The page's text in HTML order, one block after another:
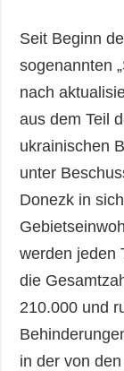
Seit Beginn
sogenannten
nach
aus dem Teil
ukrainischen
unter
Donezk in
werden jeden
die
210.000 und
in der von